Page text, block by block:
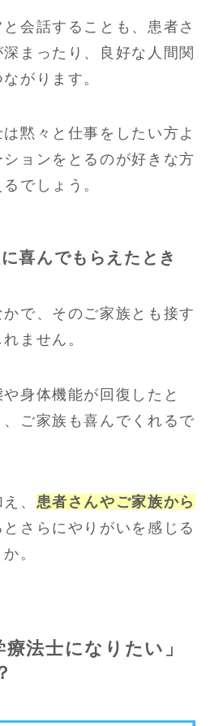
会話することも、患者さ
まったり、良好な人間関
がります。
黙々と仕事をしたい方よ
ョンをとるのが好きな方
でしょう。
喜んでもらえたとき
で、そのご家族とも接す
ません。
身体機能が回復したと
ご家族も喜んでくれるで
、 患者さんやご家族から
とさらにやりがいを感じる
。
療法士になりたい」